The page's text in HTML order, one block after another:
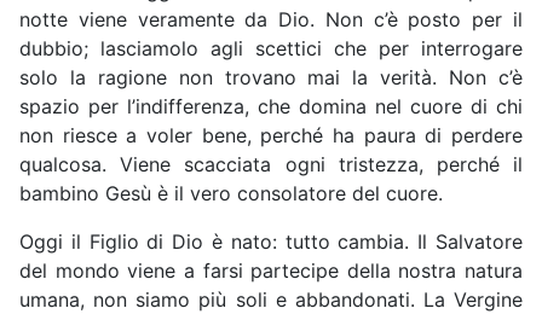
notte viene veramente da Dio. Non c’è posto per il
dubbio; lasciamolo agli scettici che per interrogare
solo la ragione non trovano mai la verità. Non c’è
spazio per l’indifferenza, che domina nel cuore di chi
non riesce a voler bene, perché ha paura di perdere
qualcosa. Viene scacciata ogni tristezza, perché il
bambino Gesù è il vero consolatore del cuore.
Oggi il Figlio di Dio è nato: tutto cambia. Il Salvatore
del mondo viene a farsi partecipe della nostra natura
umana, non siamo più soli e abbandonati. La Vergine